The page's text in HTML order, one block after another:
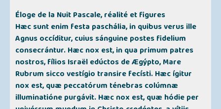
Éloge de la Nuit Pascale, réalité et figures
Hæc sunt enim festa paschália, in quibus verus ille
Agnus occíditur, cuius sánguine postes fidelium
consecrántur. Hæc nox est, in qua primum patres
nostros, fílios Israël edúctos de Ægýpto, Mare
Rubrum sicco vestígio transire fecísti. Hæc ígitur
nox est, quæ peccatórum ténebras colúmnæ
illuminatióne purgávit. Hæc nox est, quæ hódie per